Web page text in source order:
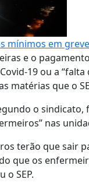
mínimos em
e o
19 ou a
matérias que o
o
nas
terão que sair
que os
o SEP.